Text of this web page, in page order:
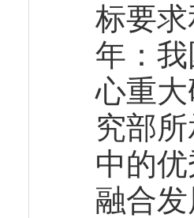
标要
年：
心重
究部
中的
融合